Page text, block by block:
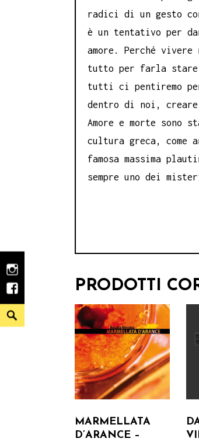
instagram
facebook
Search
radici di un gesto
è un tentativo per
amore. Perché
tutto per farla stare
tutti ci pentiremo
dentro di noi, creare
Amore e morte
cultura greca, come
famosa massima
sempre uno dei
PRODOTTI
MARMELLATA
D’ARANCE –